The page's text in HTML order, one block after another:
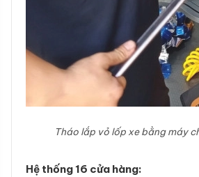
Tháo lắp vỏ lốp xe bằng máy
Hệ thống 16 cửa hàng: